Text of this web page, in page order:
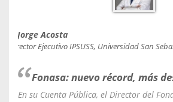
Jorge Acosta
Director Ejecutivo IPSUSS, Universidad San
Fonasa: nuevo récord, más
En su Cuenta Pública, el Director del